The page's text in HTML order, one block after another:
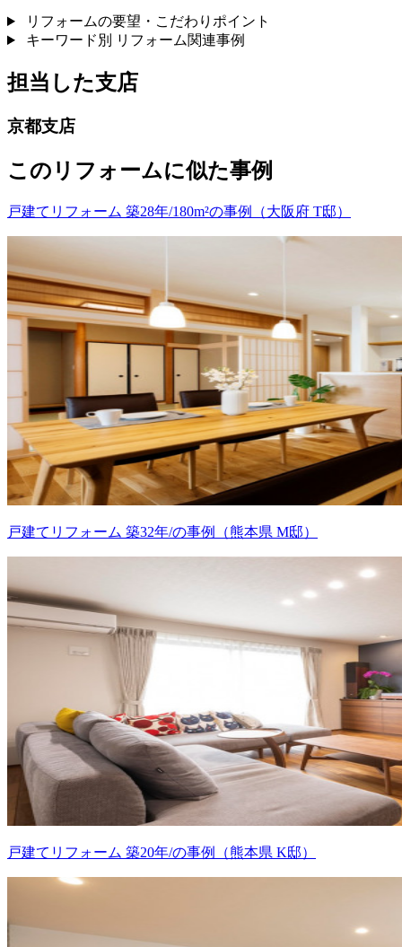
リフォームの要望・こだわりポイント
キーワード別 リフォーム関連事例
担当した支店
京都支店
このリフォームに似た事例
戸建てリフォーム 築28年/180m²の事例（大阪府 T邸）
戸建てリフォーム 築32年/の事例（熊本県 M邸）
戸建てリフォーム 築20年/の事例（熊本県 K邸）